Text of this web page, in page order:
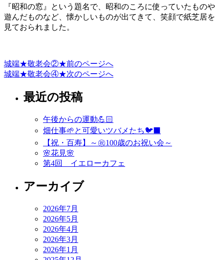
『昭和の窓』という題名で、昭和のころに使っていたものや
遊んだものなど、懐かしいものが出てきて、笑顔で紙芝居を
見ておられました。
投
城端★敬老会②★前のページへ
城端★敬老会④★次のページへ
最近の投稿
午後からの運動💪🏻
畑仕事🌱と可愛いツバメたち🐦‍⬛
【祝・百寿】～㊗️100歳のお祝い会～
🌸花見🌸
第4回 イエローカフェ
アーカイブ
2026年7月
2026年5月
2026年4月
2026年3月
2026年1月